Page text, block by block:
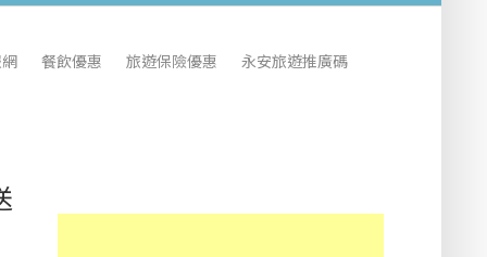
餐飲優惠 旅遊保險優惠 永安旅遊推廣碼